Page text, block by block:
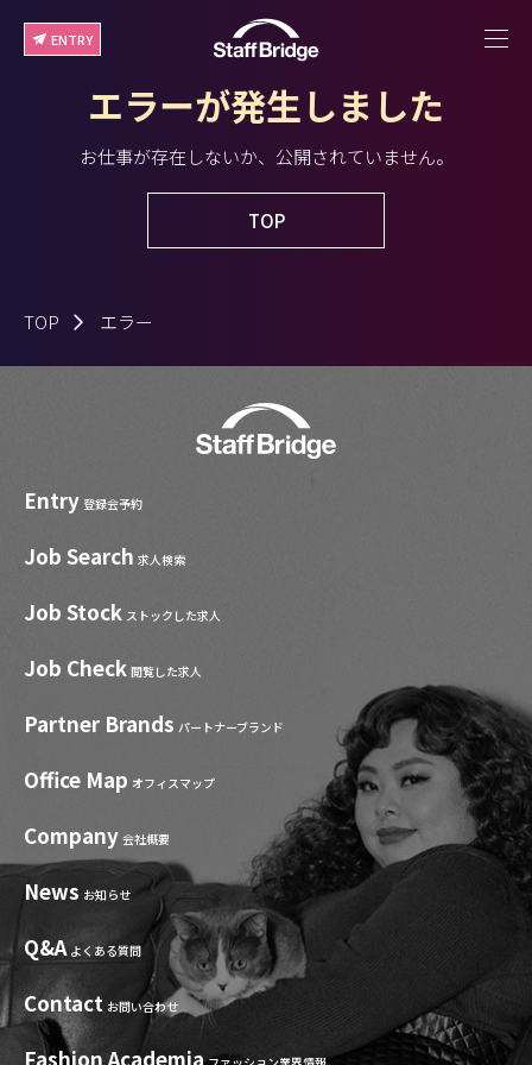
ENTRY
エラーが発生しました
お仕事が存在しないか、公開されていません。
TOP
TOP エラー
Entry 登録会予約
Job Search 求人検索
Job Stock ストックした求人
Job Check 閲覧した求人
Partner Brands パートナーブランド
Office Map オフィスマップ
Company 会社概要
News お知らせ
Q&A よくある質問
Contact お問い合わせ
Fashion Academia